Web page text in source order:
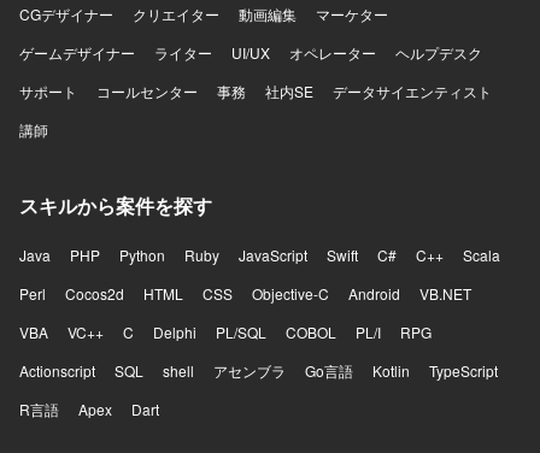
CGデザイナー
クリエイター 動画編集
マーケター
ゲームデザイナー
ライター UI/UX オペレーター
ヘルプデスク
サポート
コールセンター 事務 社内SE
データサイエンティスト
講師
スキルから案件を探す
Java PHP Python Ruby JavaScript Swift C# C++
Scala
Perl
Cocos2d HTML CSS Objective-C Android
VB.NET
VBA
VC++ C Delphi PL/SQL COBOL PL/I
RPG
Actionscript
SQL shell アセンブラ Go言語 Kotlin
TypeScript
R言語
Apex Dart